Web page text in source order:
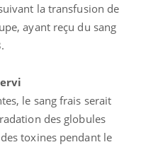
la transfusion de
ayant reçu du sang
le sang frais serait
des globules
toxines pendant le